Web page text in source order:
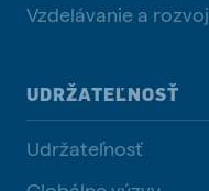
Vzdelávanie a rozvoj
UDRŽATEĽNOSŤ
Udržateľnosť